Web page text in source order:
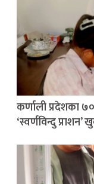
कर्णाली प्रदेशका
‘स्वर्णविन्दु प्राशन’